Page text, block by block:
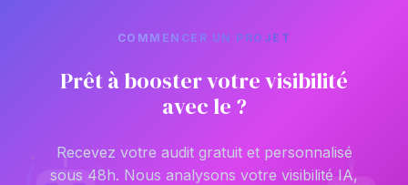
*
*
COMMENCER UN PROJET
Prêt à booster votre visibilité
avec le ?
Recevez votre audit gratuit et personnalisé
sous 48h. Nous analysons votre visibilité IA,